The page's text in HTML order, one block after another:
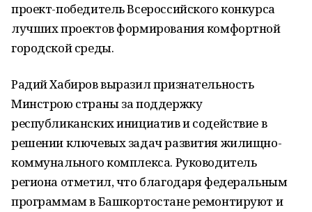
проект-победитель Всероссийского конкурса
лучших проектов формирования комфортной
городской среды.
Радий Хабиров выразил признательность
Минстрою страны за поддержку
республиканских инициатив и содействие в
решении ключевых задач развития жилищно-
коммунального комплекса. Руководитель
региона отметил, что благодаря федеральным
программам в Башкортостане ремонтируют и